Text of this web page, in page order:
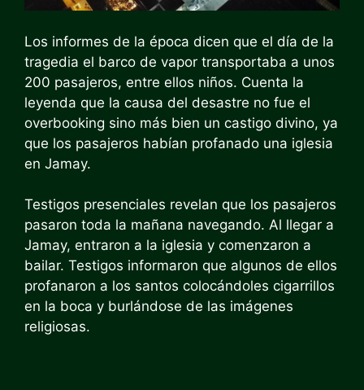
Los informes de la época dicen que el día de la
tragedia el barco de vapor transportaba a unos
200 pasajeros, entre ellos niños. Cuenta la
leyenda que la causa del desastre no fue el
overbooking sino más bien un castigo divino, ya
que los pasajeros habían profanado una iglesia
en Jamay.
Testigos presenciales revelan que los pasajeros
pasaron toda la mañana navegando. Al llegar a
Jamay, entraron a la iglesia y comenzaron a
bailar. Testigos informaron que algunos de ellos
profanaron a los santos colocándoles cigarrillos
en la boca y burlándose de las imágenes
religiosas.